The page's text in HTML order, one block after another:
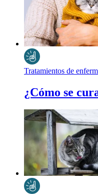
Tratamientos de
¿Cómo se